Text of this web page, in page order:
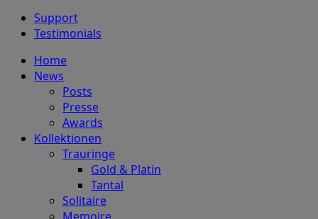
Support
Testimonials
Home
News
Posts
Presse
Awards
Kollektionen
Trauringe
Gold & Platin
Tantal
Solitaire